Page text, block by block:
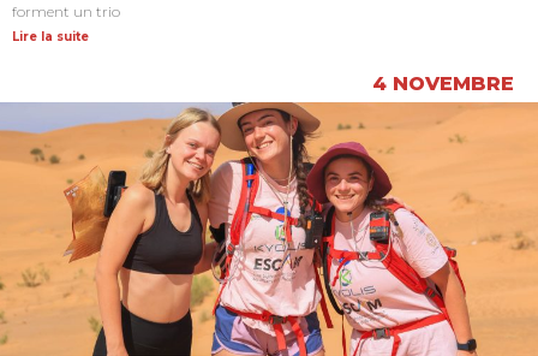
forment un trio
Lire la suite
4 NOVEMBRE